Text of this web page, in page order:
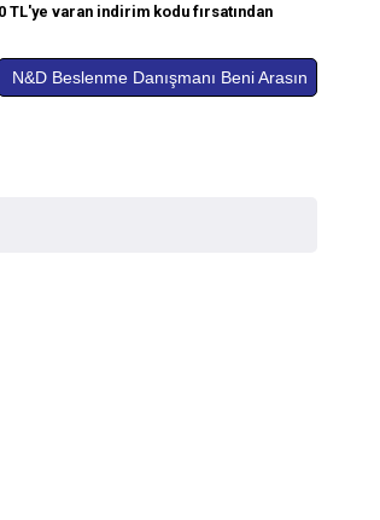
TL'ye varan indirim kodu fırsatından
N&D Beslenme Danışmanı Beni Arasın